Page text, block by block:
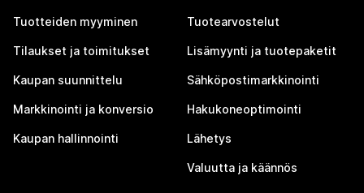
Tuotteiden myyminen
Tilaukset ja toimitukset
Kaupan suunnittelu
Markkinointi ja konversio
Kaupan hallinnointi
Tuotearvostelut
Lisämyynti ja tuotepaketit
Sähköpostimarkkinointi
Hakukoneoptimointi
Lähetys
Valuutta ja käännös